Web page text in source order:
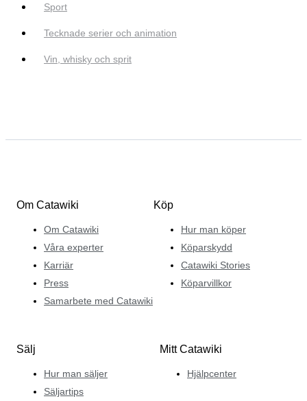
Sport
Tecknade serier och animation
Vin, whisky och sprit
Om Catawiki
Om Catawiki
Våra experter
Karriär
Press
Samarbete med Catawiki
Köp
Hur man köper
Köparskydd
Catawiki Stories
Köparvillkor
Sälj
Hur man säljer
Säljartips
Mitt Catawiki
Hjälpcenter